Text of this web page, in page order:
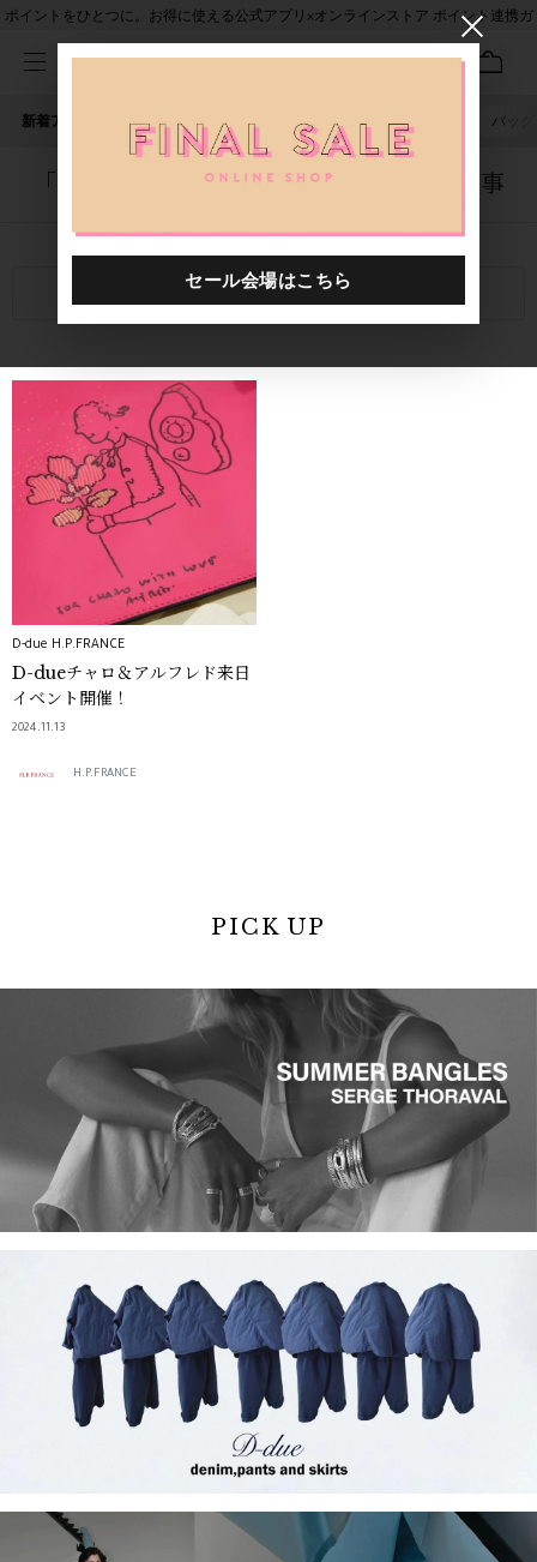
ポイントをひとつに。お得に使える公式アプリ×オンラインストア ポイント連携ガ
新着アイテム 人気ワード セール 40th限定 バッグ
「0000644.2426201.6201」に関する記事
関連キーワード
D-due H.P.FRANCE
D-dueチャロ＆アルフレド来日
イベント開催！
2024.11.13
H.P.FRANCE
PICK UP